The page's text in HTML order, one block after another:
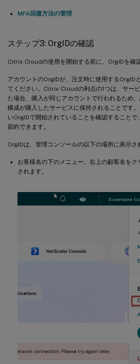
MFA回復方法の管理
ステップ3: OrgIDの確認
Citrix Cloudの使用を開始する前に、OrgIDを確
アカウントのOrgIDが、注文時に使用するOrgID
てください。Citrix Cloudの利点の1つは、サー
た場合、購入が同じアカウントで行われるため
構成が購入したサービスに保持されることです
いOrgIDで開始されていることを確認すること
節約できます。
OrgIDは、管理コンソールの以下の場所に表示さ
お客様名の下のメニュー。右上の顧客名を
されます。